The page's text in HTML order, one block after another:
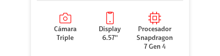
Cámara
Triple
Display
6.57''
Procesador
Snapdragon
7 Gen 4